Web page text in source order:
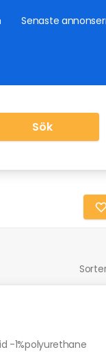
Senaste
Sök
-1%polyurethane